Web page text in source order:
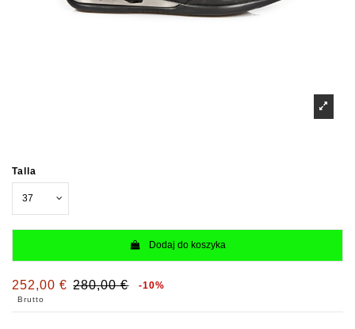
Talla
Dodaj do koszyka
252,00 € 280,00 € -10%
Brutto